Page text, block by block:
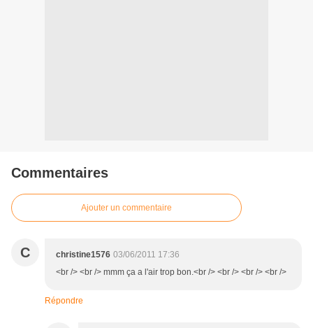
Commentaires
Ajouter un commentaire
C christine1576 03/06/2011 17:36
<br /> <br /> mmm ça a l'air trop bon.<br /> <br /> <br /> <br />
Répondre